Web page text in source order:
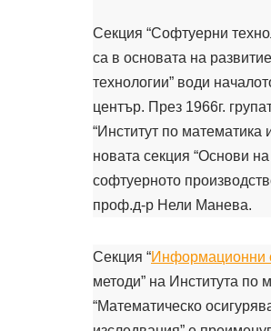
Секция “Софтуерни
са в основата на
технологии” води
център. През 1966г.
“Институт по математика
новата секция “Основи
софтуерното
проф.д-р Нели Манева.
Секция “Информационни
методи” на Института по
“Математическо